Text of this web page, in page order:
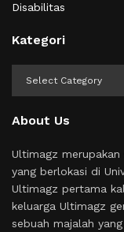
Disabilitas
Kategori
About Us
Ultimagz
yang berlokasi di
Ultimagz pertama
keluarga Ultimagz
sebuah majalah